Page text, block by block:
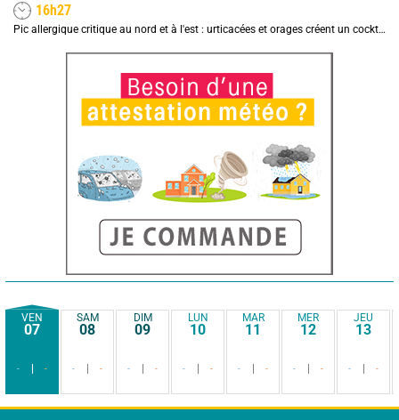
16h27
Pic allergique critique au nord et à l'est : urticacées et orages créent un cocktail explosif
VEN
07
- -
SAM
08
- -
DIM
09
- -
LUN
10
- -
MAR
11
- -
MER
12
- -
JEU
13
- -